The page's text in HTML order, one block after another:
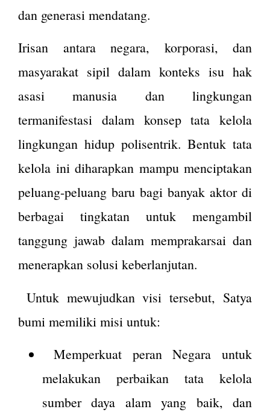
dan generasi mendatang.
Irisan antara negara, korporasi, dan
masyarakat sipil dalam konteks isu hak
asasi manusia dan lingkungan
termanifestasi dalam konsep tata kelola
lingkungan hidup polisentrik. Bentuk tata
kelola ini diharapkan mampu menciptakan
peluang-peluang baru bagi banyak aktor di
berbagai tingkatan untuk mengambil
tanggung jawab dalam memprakarsai dan
menerapkan solusi keberlanjutan.
Untuk mewujudkan visi tersebut, Satya
bumi memiliki misi untuk:
Memperkuat peran Negara untuk
melakukan perbaikan tata kelola
sumber daya alam yang baik, dan